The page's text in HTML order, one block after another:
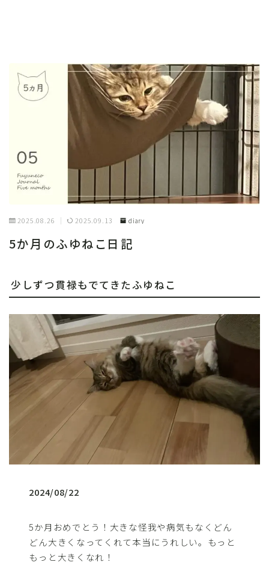
2025.08.26 2025.09.13 diary
5か月のふゆねこ日記
少しずつ貫禄もでてきたふゆねこ
2024/08/22
5か月おめでとう！大きな怪我や病気もなくどん
どん大きくなってくれて本当にうれしい。もっと
もっと大きくなれ！